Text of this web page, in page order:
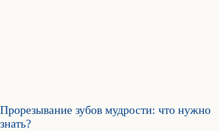
Прорезывание зубов мудрости: что нужно
знать?